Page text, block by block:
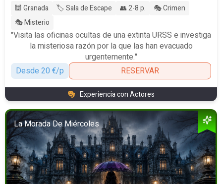
🕍 Granada 🏷️ Sala de Escape 👥 2-8 p.
🎭 Crimen
🎭 Misterio
"Visita las oficinas ocultas de una extinta URSS e investiga
la misteriosa razón por la que las han evacuado
urgentemente."
Desde 20 €/p
RESERVAR
Experiencia con Actores
La Morada De Miércoles